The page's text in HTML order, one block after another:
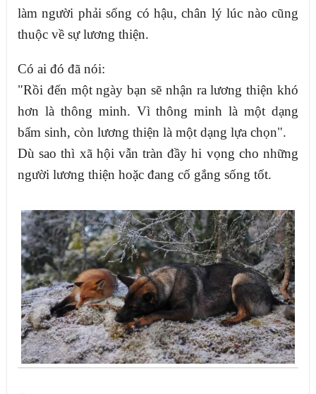
làm người phải sống có hậu, chân lý lúc nào cũng
thuộc về sự lương thiện.
Có ai đó đã nói:
"Rồi đến một ngày bạn sẽ nhận ra lương thiện khó
hơn là thông minh. Vì thông minh là một dạng
bẩm sinh, còn lương thiện là một dạng lựa chọn".
Dù sao thì xã hội vẫn tràn đầy hi vọng cho những
người lương thiện hoặc đang cố gắng sống tốt.